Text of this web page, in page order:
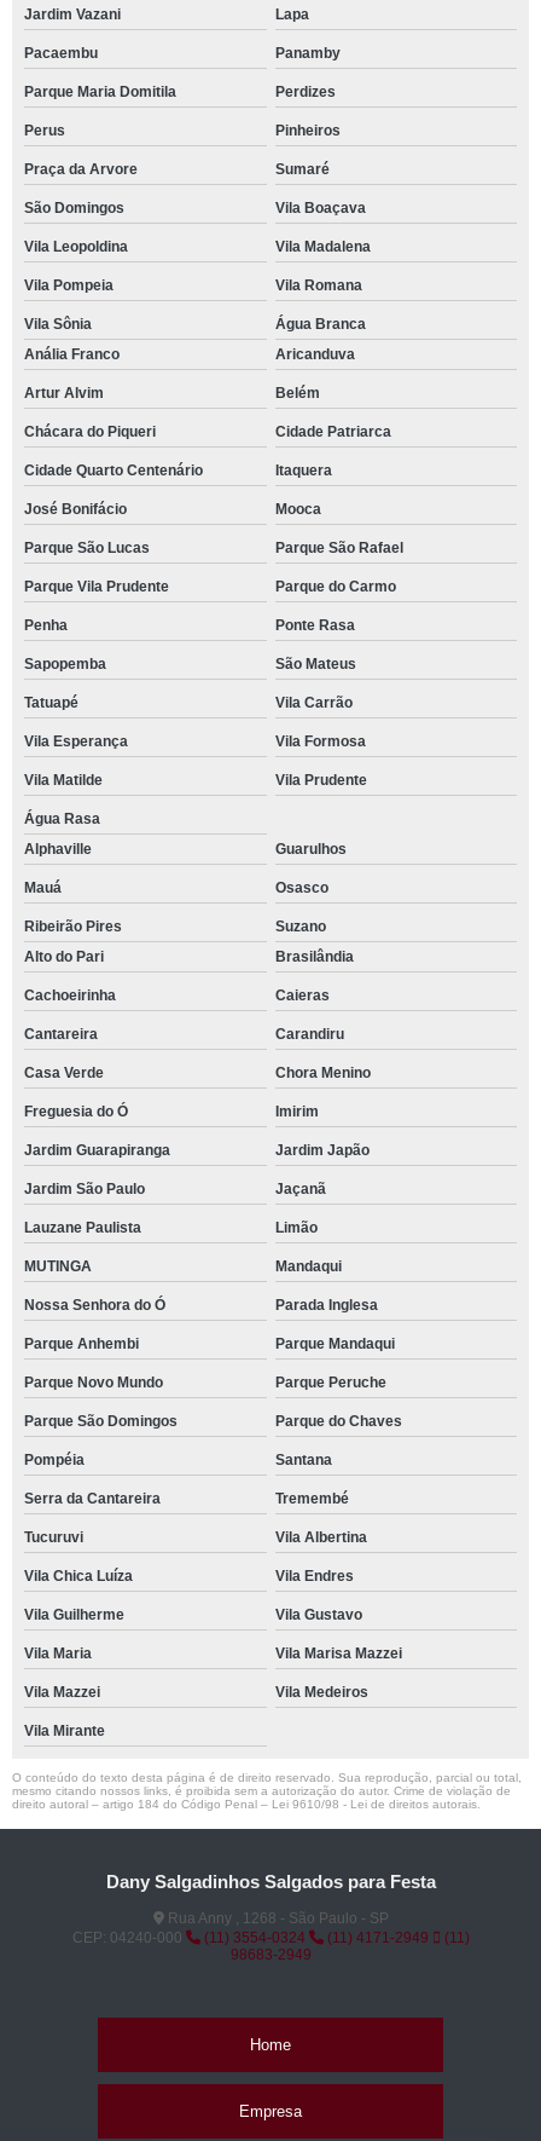
Jardim Vazani Lapa
Pacaembu Panamby
Parque Maria Domitila Perdizes
Perus Pinheiros
Praça da Arvore Sumaré
São Domingos Vila Boaçava
Vila Leopoldina Vila Madalena
Vila Pompeia Vila Romana
Vila Sônia
Água Branca
Anália Franco
Aricanduva
Artur Alvim Belém
Chácara do Piqueri Cidade Patriarca
Cidade Quarto Centenário Itaquera
José Bonifácio Mooca
Parque São Lucas Parque São Rafael
Parque Vila Prudente Parque do Carmo
Penha Ponte Rasa
Sapopemba São Mateus
Tatuapé Vila Carrão
Vila Esperança Vila Formosa
Vila Matilde Vila Prudente
Água Rasa
Alphaville
Guarulhos
Mauá Osasco
Ribeirão Pires
Suzano
Alto do Pari
Brasilândia
Cachoeirinha Caieras
Cantareira Carandiru
Casa Verde Chora Menino
Freguesia do Ó Imirim
Jardim Guarapiranga Jardim Japão
Jardim São Paulo Jaçanã
Lauzane Paulista Limão
MUTINGA Mandaqui
Nossa Senhora do Ó Parada Inglesa
Parque Anhembi Parque Mandaqui
Parque Novo Mundo Parque Peruche
Parque São Domingos Parque do Chaves
Pompéia Santana
Serra da Cantareira Tremembé
Tucuruvi Vila Albertina
Vila Chica Luíza Vila Endres
Vila Guilherme Vila Gustavo
Vila Maria Vila Marisa Mazzei
Vila Mazzei Vila Medeiros
Vila Mirante
O conteúdo do texto desta página é de direito reservado. Sua reprodução, parcial ou total,
mesmo citando nossos links, é proibida sem a autorização do autor. Crime de violação de
direito autoral – artigo 184 do Código Penal – Lei 9610/98 - Lei de direitos autorais
Dany Salgadinhos Salgados para Festa
Rua Anny , 1268 - São Paulo - SP
CEP: 04240-000
(11) 3554-0324 (11) 4171-2949
(11)
98683-2949
Home
Empresa